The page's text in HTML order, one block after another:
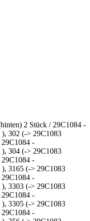
2 Stück / 29C1084 -
302 (-> 29C1083
-
304 (-> 29C1083
-
3165 (-> 29C1083
-
3303 (-> 29C1083
-
3305 (-> 29C1083
-